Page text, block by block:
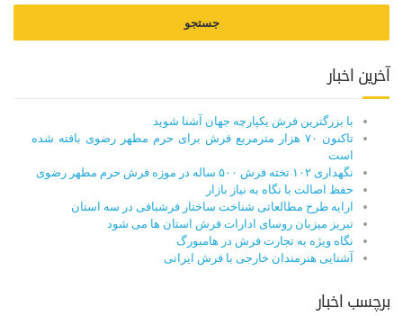
آخرین اخبار
با بزرگترین فرش یکپارچه جهان آشنا شوید
تاکنون ۷۰ هزار مترمربع فرش برای حرم مطهر رضوی بافته شده
است
نگهداری ۱۰۲ تخته فرش ۵۰۰ ساله در موزه فرش حرم مطهر رضوی
حفظ اصالت با نگاه به نیاز بازار
ارایه طرح مطالعاتی شناخت ساختار فرشبافی در سه استان
تبریز میزبان روسای ادارات فرش استان ها می شود
نگاه ویژه به تجارت فرش در هامبورگ
آشنایی هنرمندان خارجی با فرش ایرانی
برچسب اخبار